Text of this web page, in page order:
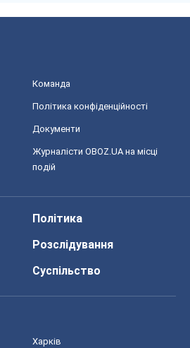
Команда
Політика конфіденційності
Документи
Журналісти OBOZ.UA на місці
подій
Політика
Розслідування
Суспільство
Харків